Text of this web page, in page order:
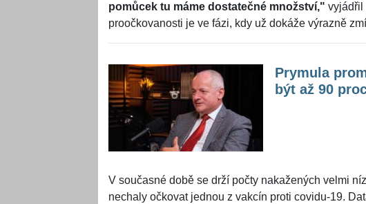
pomůcek tu máme dostatečné množství," vyjádřil
proočkovanosti je ve fázi, kdy už dokáže výrazně
Prymula
být až 90
V současné době se drží počty nakažených velmi
nechaly očkovat jednou z vakcín proti covidu-19.